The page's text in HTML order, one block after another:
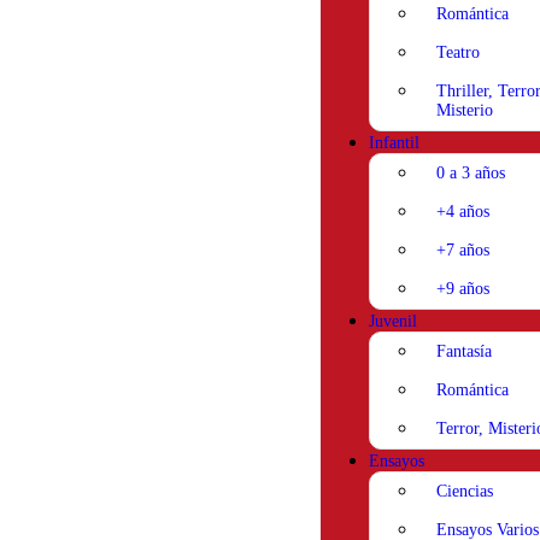
Romántica
Teatro
Thriller,
Misterio
Infantil
0 a 3 años
+4 años
+7 años
+9 años
Juvenil
Fantasía
Romántica
Terror,
Ensayos
Ciencias
Ensayos Varios